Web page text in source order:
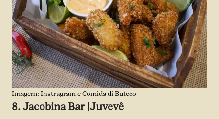
Imagem: Instragram e Comida di Buteco
8. Jacobina Bar |Juvevê